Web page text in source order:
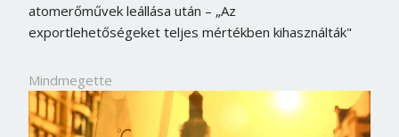
atomerőművek leállása után – „Az
exportlehetőségeket teljes mértékben kihasználták"
Mindmegette